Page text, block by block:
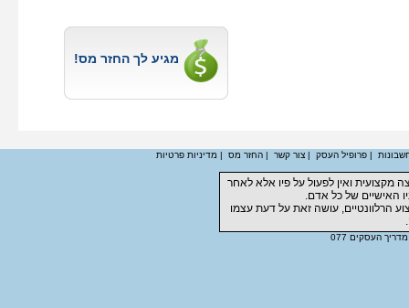
מגיע לך החזר מס!
|פרופיל העסק |צור קשר |החזר מס | מדיניות פרטיות
מקצועית ואין לפעול על פיו אלא לאחר
האישיים של כל אדם.
הרלוונטיים, עושה זאת על דעת עצמו
מדריך העסקים 077